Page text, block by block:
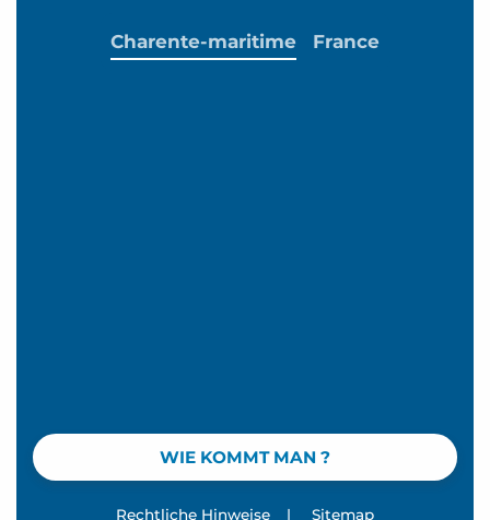
WIE KOMMT MAN ?
Charente-maritime France
Rechtliche Hinweise | Sitemap